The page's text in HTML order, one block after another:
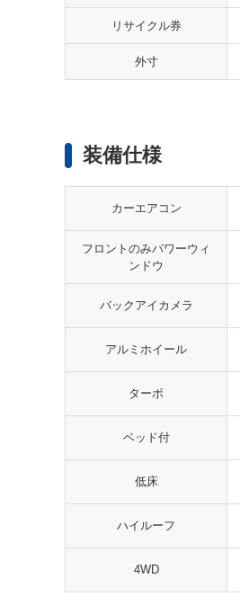
リサイクル券
外寸
装備仕様
カーエアコン
フロントのみパワーウィ
ンドウ
バックアイカメラ
アルミホイール
ターボ
ベッド付
低床
ハイルーフ
4WD